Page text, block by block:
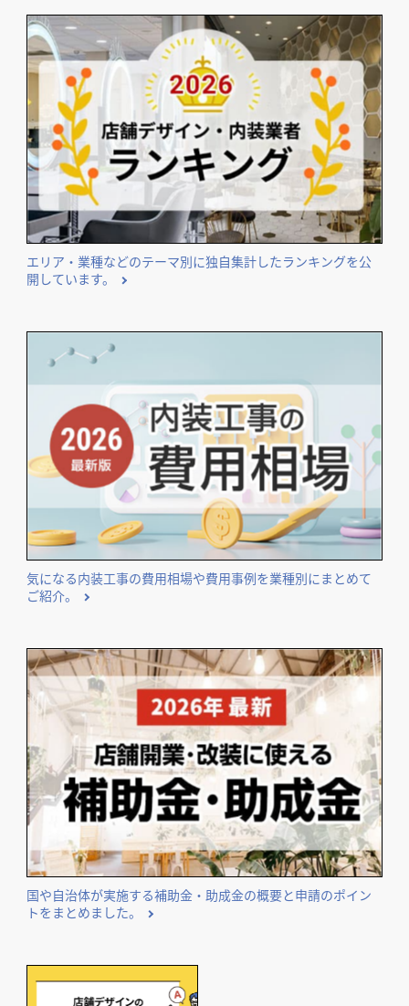
エリア・業種などのテーマ別に独自集計したランキングを公
開しています。
気になる内装工事の費用相場や費用事例を業種別にまとめて
ご紹介。
国や自治体が実施する補助金・助成金の概要と申請のポイン
トをまとめました。